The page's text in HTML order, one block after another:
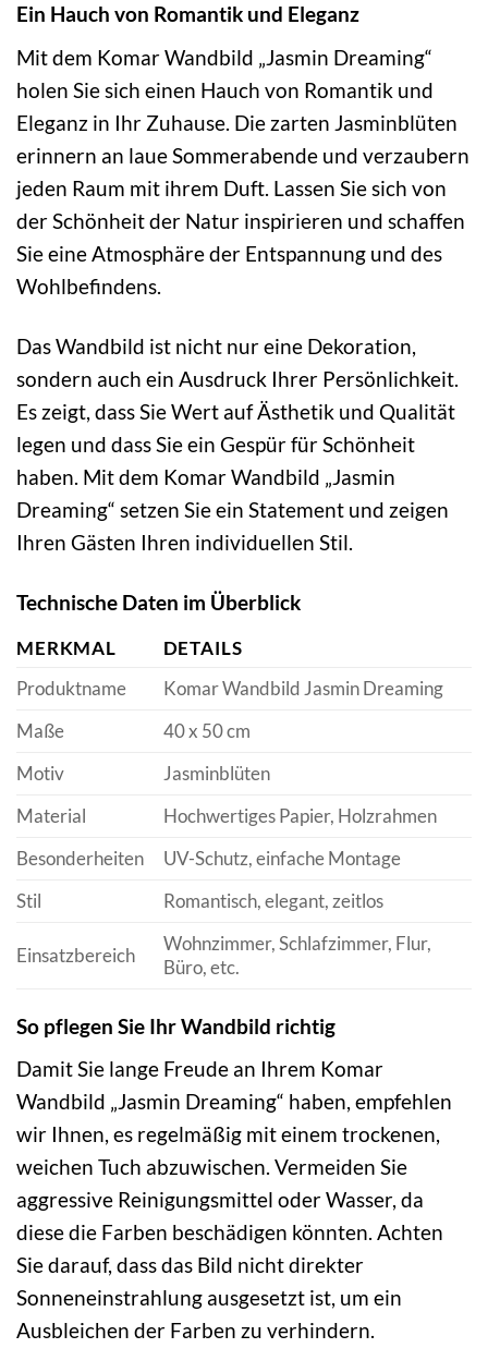
Ein Hauch von Romantik und Eleganz
Mit dem Komar Wandbild „Jasmin Dreaming“
holen Sie sich einen Hauch von Romantik und
Eleganz in Ihr Zuhause. Die zarten Jasminblüten
erinnern an laue Sommerabende und verzaubern
jeden Raum mit ihrem Duft. Lassen Sie sich von
der Schönheit der Natur inspirieren und schaffen
Sie eine Atmosphäre der Entspannung und des
Wohlbefindens.
Das Wandbild ist nicht nur eine Dekoration,
sondern auch ein Ausdruck Ihrer Persönlichkeit.
Es zeigt, dass Sie Wert auf Ästhetik und Qualität
legen und dass Sie ein Gespür für Schönheit
haben. Mit dem Komar Wandbild „Jasmin
Dreaming“ setzen Sie ein Statement und zeigen
Ihren Gästen Ihren individuellen Stil.
Technische Daten im Überblick
MERKMAL
DETAILS
Produktname
Komar Wandbild Jasmin Dreaming
Maße
40 x 50 cm
Motiv
Jasminblüten
Material
Hochwertiges Papier, Holzrahmen
Besonderheiten
UV-Schutz, einfache Montage
Stil
Romantisch, elegant, zeitlos
Einsatzbereich
Wohnzimmer, Schlafzimmer, Flur,
Büro, etc.
So pflegen Sie Ihr Wandbild richtig
Damit Sie lange Freude an Ihrem Komar
Wandbild „Jasmin Dreaming“ haben, empfehlen
wir Ihnen, es regelmäßig mit einem trockenen,
weichen Tuch abzuwischen. Vermeiden Sie
aggressive Reinigungsmittel oder Wasser, da
diese die Farben beschädigen könnten. Achten
Sie darauf, dass das Bild nicht direkter
Sonneneinstrahlung ausgesetzt ist, um ein
Ausbleichen der Farben zu verhindern.